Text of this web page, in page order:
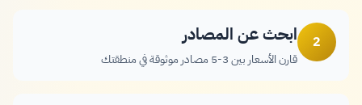
2 ابحث عن المصادر
قارن الأسعار بين 3-5 مصادر موثوقة في منطقتك